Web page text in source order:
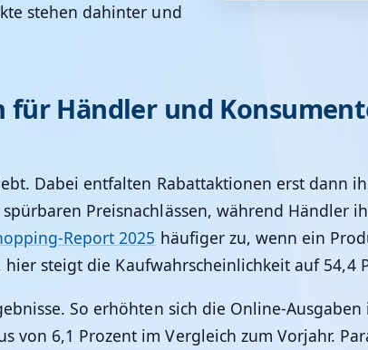
stehen dahinter und
für Händler und
Dabei entfalten Rabattaktionen erst dann
Preisnachlässen, während Händler
Report 2025 häufiger zu, wenn ein
steigt die Kaufwahrscheinlichkeit auf 54,4
So erhöhten sich die Online-
von 6,1 Prozent im Vergleich zum Vorjahr.